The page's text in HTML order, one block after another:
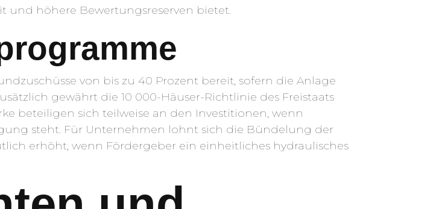
und höhere Bewertungsreserven bietet.
von bis zu 40 Prozent bereit, sofern die Anlage
gewährt die 10 000-Häuser-Richtlinie des Freistaats
beteiligen sich teilweise an den Investitionen, wenn
steht. Für Unternehmen lohnt sich die Bündelung der
erhöht, wenn Fördergeber ein einheitliches hydraulisches